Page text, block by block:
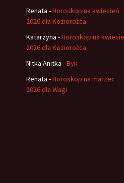
Renata -Horoskop na kwiecień
2026 dla Koziorożca
Katarzyna -Horoskop na
2026 dla Koziorożca
Nitka Anitka -Byk
Renata -Horoskop na marzec
2026 dla Wagi